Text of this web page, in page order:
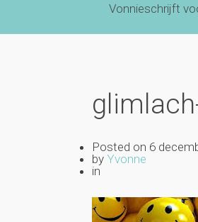
Vonnieschrijft
Posted on 6
by Yvonne
in